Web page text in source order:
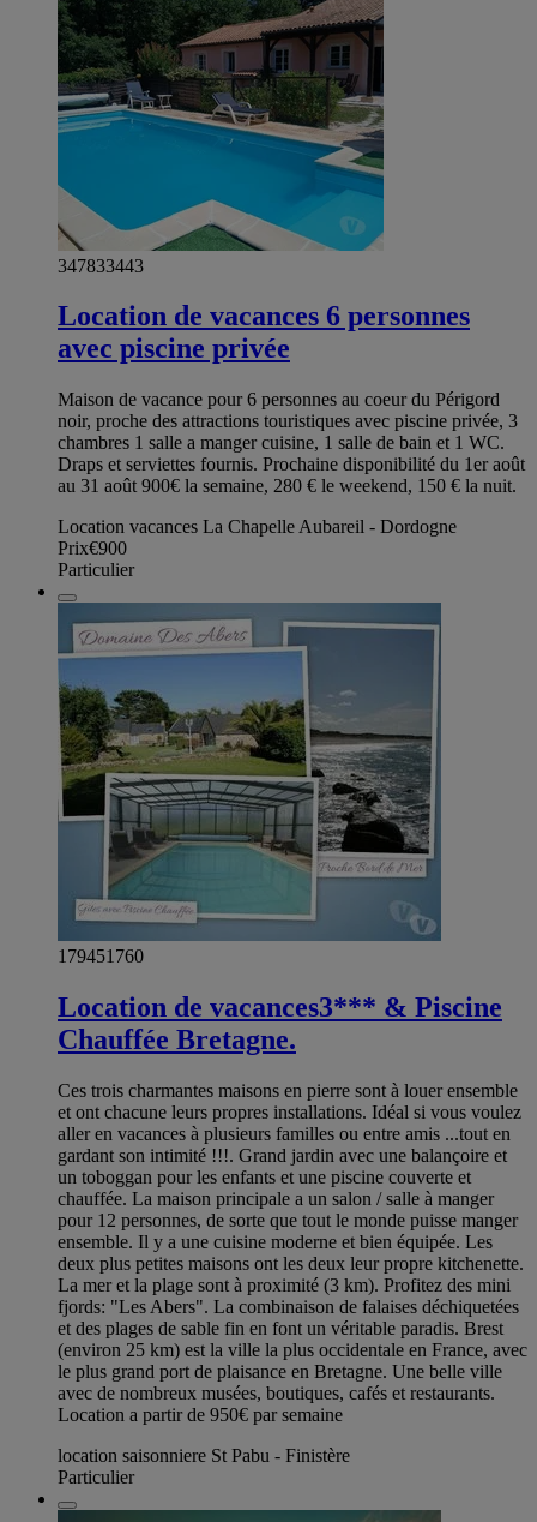
347833443
Location de vacances 6 personnes
avec piscine privée
Maison de vacance pour 6 personnes au coeur du Périgord
noir, proche des attractions touristiques avec piscine privée, 3
chambres 1 salle a manger cuisine, 1 salle de bain et 1 WC.
Draps et serviettes fournis. Prochaine disponibilité du 1er août
au 31 août 900€ la semaine, 280 € le weekend, 150 € la nuit.
Location vacances La Chapelle Aubareil - Dordogne
Prix€900
Particulier
179451760
Location de vacances3*** & Piscine
Chauffée Bretagne.
Ces trois charmantes maisons en pierre sont à louer ensemble
et ont chacune leurs propres installations. Idéal si vous voulez
aller en vacances à plusieurs familles ou entre amis ...tout en
gardant son intimité !!!. Grand jardin avec une balançoire et
un toboggan pour les enfants et une piscine couverte et
chauffée. La maison principale a un salon / salle à manger
pour 12 personnes, de sorte que tout le monde puisse manger
ensemble. Il y a une cuisine moderne et bien équipée. Les
deux plus petites maisons ont les deux leur propre kitchenette.
La mer et la plage sont à proximité (3 km). Profitez des mini
fjords: "Les Abers". La combinaison de falaises déchiquetées
et des plages de sable fin en font un véritable paradis. Brest
(environ 25 km) est la ville la plus occidentale en France, avec
le plus grand port de plaisance en Bretagne. Une belle ville
avec de nombreux musées, boutiques, cafés et restaurants.
Location a partir de 950€ par semaine
location saisonniere St Pabu - Finistère
Particulier